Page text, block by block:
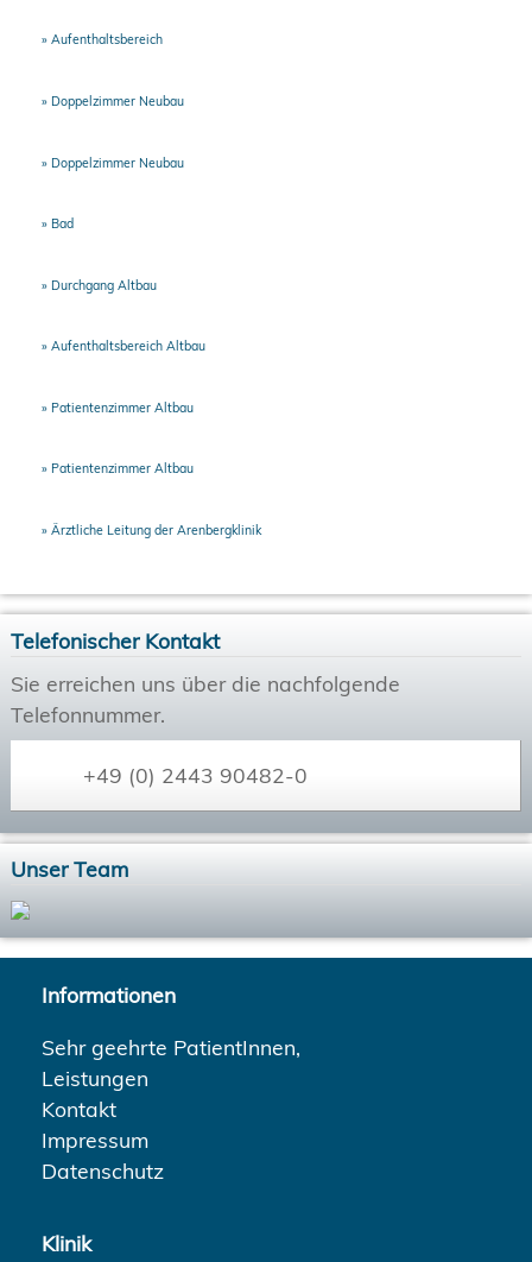
Aufenthaltsbereich
Doppelzimmer Neubau
Doppelzimmer Neubau
Bad
Durchgang Altbau
Aufenthaltsbereich Altbau
Patientenzimmer Altbau
Patientenzimmer Altbau
Ärztliche Leitung der Arenbergklinik
Telefonischer Kontakt
Sie erreichen uns über die nachfolgende
Telefonnummer.
+49 (0) 2443 90482-0
Unser Team
Informationen
Sehr geehrte PatientInnen,
Leistungen
Kontakt
Impressum
Datenschutz
Klinik